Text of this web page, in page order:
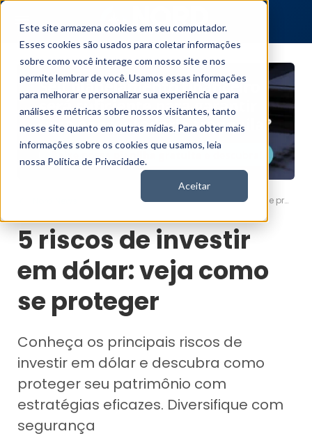
Este site armazena cookies em seu computador.
Esses cookies são usados para coletar informações
sobre como você interage com nosso site e nos
permite lembrar de você. Usamos essas informações
para melhorar e personalizar sua experiência e para
análises e métricas sobre nossos visitantes, tanto
nesse site quanto em outras mídias. Para obter mais
informações sobre os cookies que usamos, leia
nossa Política de Privacidade.
Aceitar
5 riscos de investir em dólar: veja como se proteger
5 riscos de investir
em dólar: veja como
se proteger
Conheça os principais riscos de
investir em dólar e descubra como
proteger seu patrimônio com
estratégias eficazes. Diversifique com
segurança